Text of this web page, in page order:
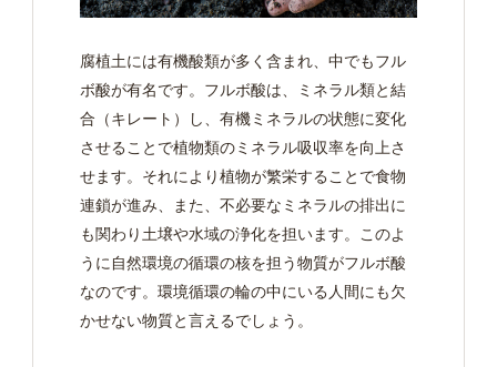
腐植土には有機酸類が多く含まれ、中でもフル
ボ酸が有名です。フルボ酸は、ミネラル類と結
合（キレート）し、有機ミネラルの状態に変化
させることで植物類のミネラル吸収率を向上さ
せます。それにより植物が繁栄することで食物
連鎖が進み、また、不必要なミネラルの排出に
も関わり土壌や水域の浄化を担います。このよ
うに自然環境の循環の核を担う物質がフルボ酸
なのです。環境循環の輪の中にいる人間にも欠
かせない物質と言えるでしょう。